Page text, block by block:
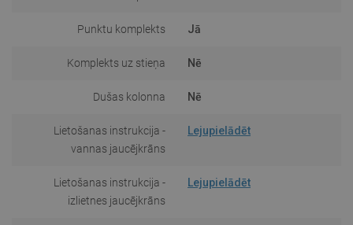
Punktu komplekts Jā
Komplekts uz stieņa Nē
Dušas kolonna Nē
Lietošanas instrukcija -
vannas jaucējkrāns
Lejupielādēt
Lietošanas instrukcija -
izlietnes jaucējkrāns
Lejupielādēt